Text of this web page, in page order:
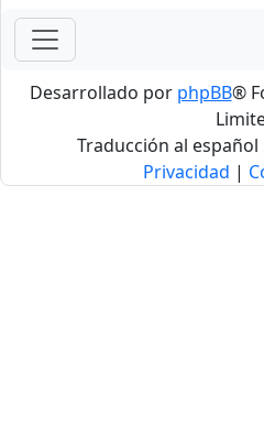
Desarrollado por phpBB®
Traducción al
Privacidad |